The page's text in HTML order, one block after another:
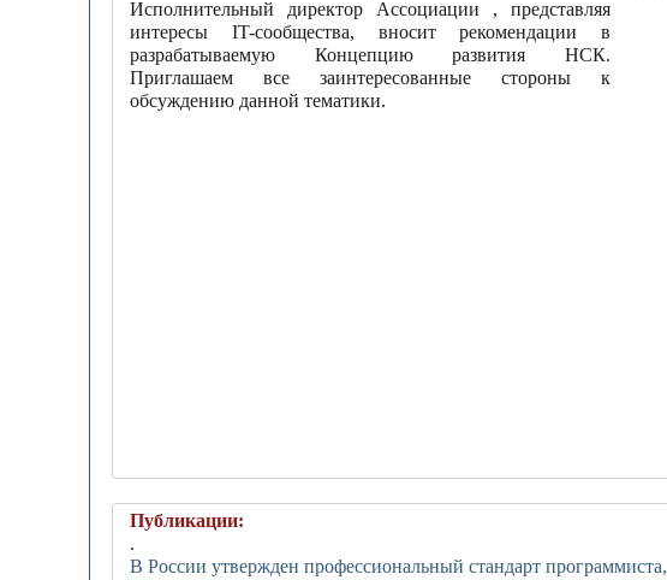
Исполнительный директор Ассоциации , представляя
интересы IT-cообщества, вносит рекомендации в
разрабатываемую Концепцию развития НСК.
Приглашаем все заинтересованные стороны к
обсуждению данной тематики.
Публикации:
.
В России утвержден профессиональный стандарт программиста,